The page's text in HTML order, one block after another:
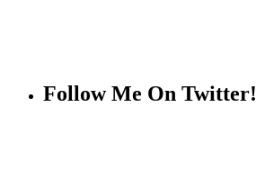
Follow Me On Twitter!